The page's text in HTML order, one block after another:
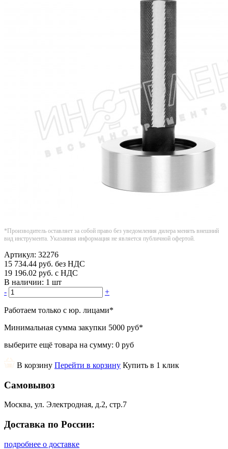
*Производитель оставляет за собой право без уведомления дилера менять внешний
вид инструмента. Указанная информация не является публичной офертой.
Артикул: 32276
15 734.44 руб. без НДС
19 196.02 руб. с НДС
В наличии: 1 шт
-
+
Работаем только с юр. лицами*
Минимальная сумма закупки 5000 руб*
выберите ещё товара на сумму: 0 руб
В корзину Перейти в корзину Купить в 1 клик
Самовывоз
Москва, ул. Электродная, д.2, стр.7
Доставка по России:
подробнее о доставке